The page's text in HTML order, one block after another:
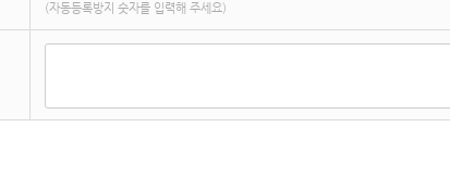
(자동등록방지 숫자를 입력해 주세요)